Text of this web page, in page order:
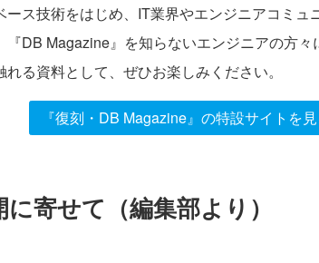
ス技術をはじめ、IT業界やエンジニアコミュ
『DB Magazine』を知らないエンジニアの方々
る資料として、ぜひお楽しみください。
『復刻・DB Magazine』の特設サイトを
寄せて（編集部より）